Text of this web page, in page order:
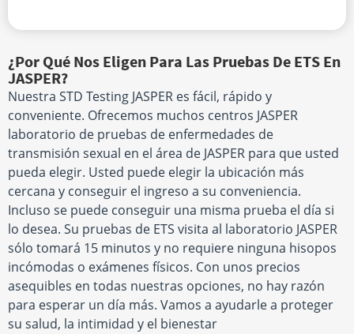
¿Por Qué Nos Eligen Para Las Pruebas De ETS En
JASPER?
Nuestra STD Testing JASPER es fácil, rápido y
conveniente. Ofrecemos muchos centros JASPER
laboratorio de pruebas de enfermedades de
transmisión sexual en el área de JASPER para que usted
pueda elegir. Usted puede elegir la ubicación más
cercana y conseguir el ingreso a su conveniencia.
Incluso se puede conseguir una misma prueba el día si
lo desea. Su pruebas de ETS visita al laboratorio JASPER
sólo tomará 15 minutos y no requiere ninguna hisopos
incómodas o exámenes físicos. Con unos precios
asequibles en todas nuestras opciones, no hay razón
para esperar un día más. Vamos a ayudarle a proteger
su salud, la intimidad y el bienestar